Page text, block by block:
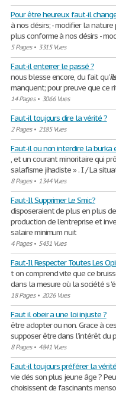
Pour être heureux faut-il
à nos désirs; - modifier la
plus conforme à nos désirs -
5 Pages• 3315 Vues
Faut-il enterrer le passé ?
nous blesse encore, du fait qu'ils
manquent; pour preuve que ce
14 Pages• 3066 Vues
Faut-il toujours dire la vérité ?
2 Pages• 2185 Vues
Faut-il ou non interdire la burka
, et un courant minoritaire qui
salafisme jihadiste » . I / La
8 Pages• 1344 Vues
Faut-Il Supprimer Le Smic?
disposeraient de plus en plus
production de l'entreprise et
salaire minimum nuit
4 Pages• 5431 Vues
Faut-Il Respecter Toutes Les
t on comprend vite que ce
dans la mesure où la société s
18 Pages• 2026 Vues
Faut il obeir a une loi injuste ?
être adopter ou non. Grace à
supposer être dans l’intérêt du
8 Pages• 4841 Vues
Faut-il toujours préférer la
vie dés son plus jeune âge ?
choisissent de fascinants